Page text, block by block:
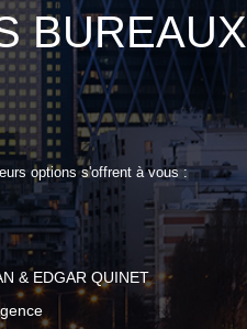
BUREAUX
options s'offrent à vous :
& EDGAR QUINET